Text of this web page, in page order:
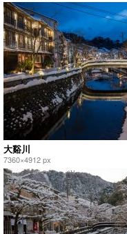
大谿川
7360×4912 px